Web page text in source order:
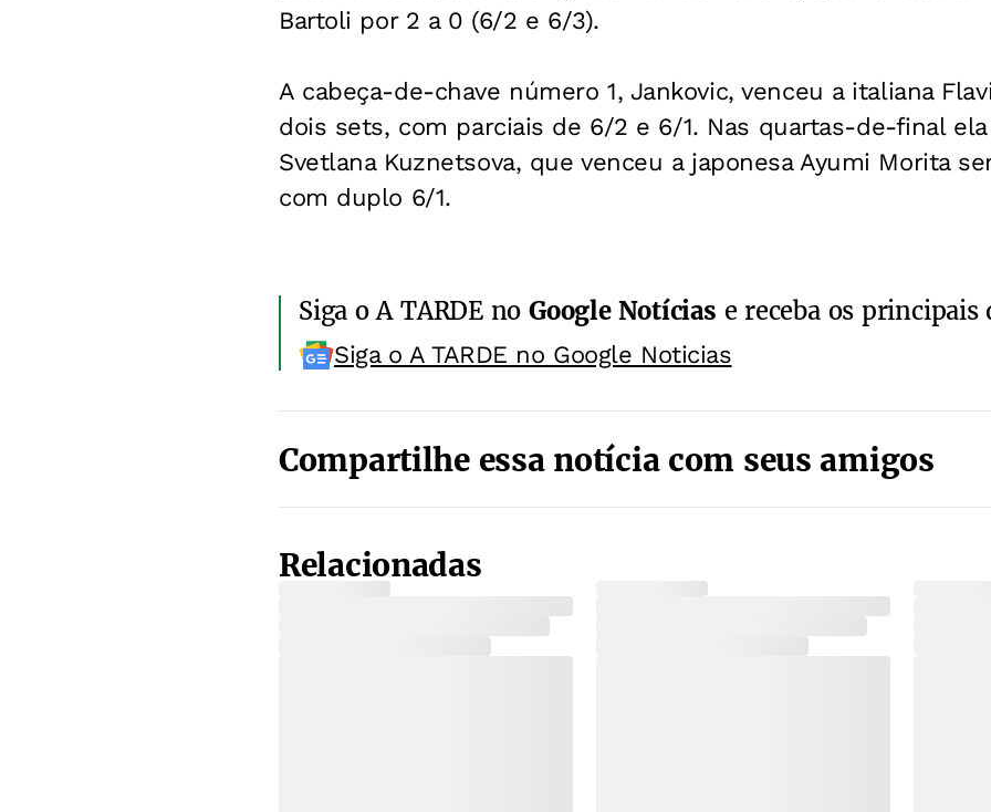
Bartoli por 2 a 0 (6/2 e 6/3).
A cabeça-de-chave número 1, Jankovic, venceu a italiana
dois sets, com parciais de 6/2 e 6/1. Nas quartas-de-final
Svetlana Kuznetsova, que venceu a japonesa Ayumi Morita
com duplo 6/1.
Siga o A TARDE noGoogle Notícias e receba os principais
Siga o A TARDE no Google Noticias
Compartilhe essa notícia com seus amigos
Relacionadas